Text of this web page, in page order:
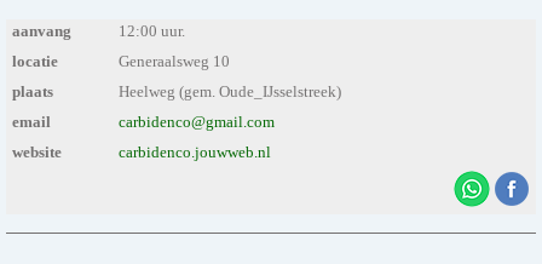
aanvang
12:00 uur.
locatie
Generaalsweg 10
plaats
Heelweg (gem. Oude_IJsselstreek)
email
carbidenco@gmail.com
website
carbidenco.jouwweb.nl